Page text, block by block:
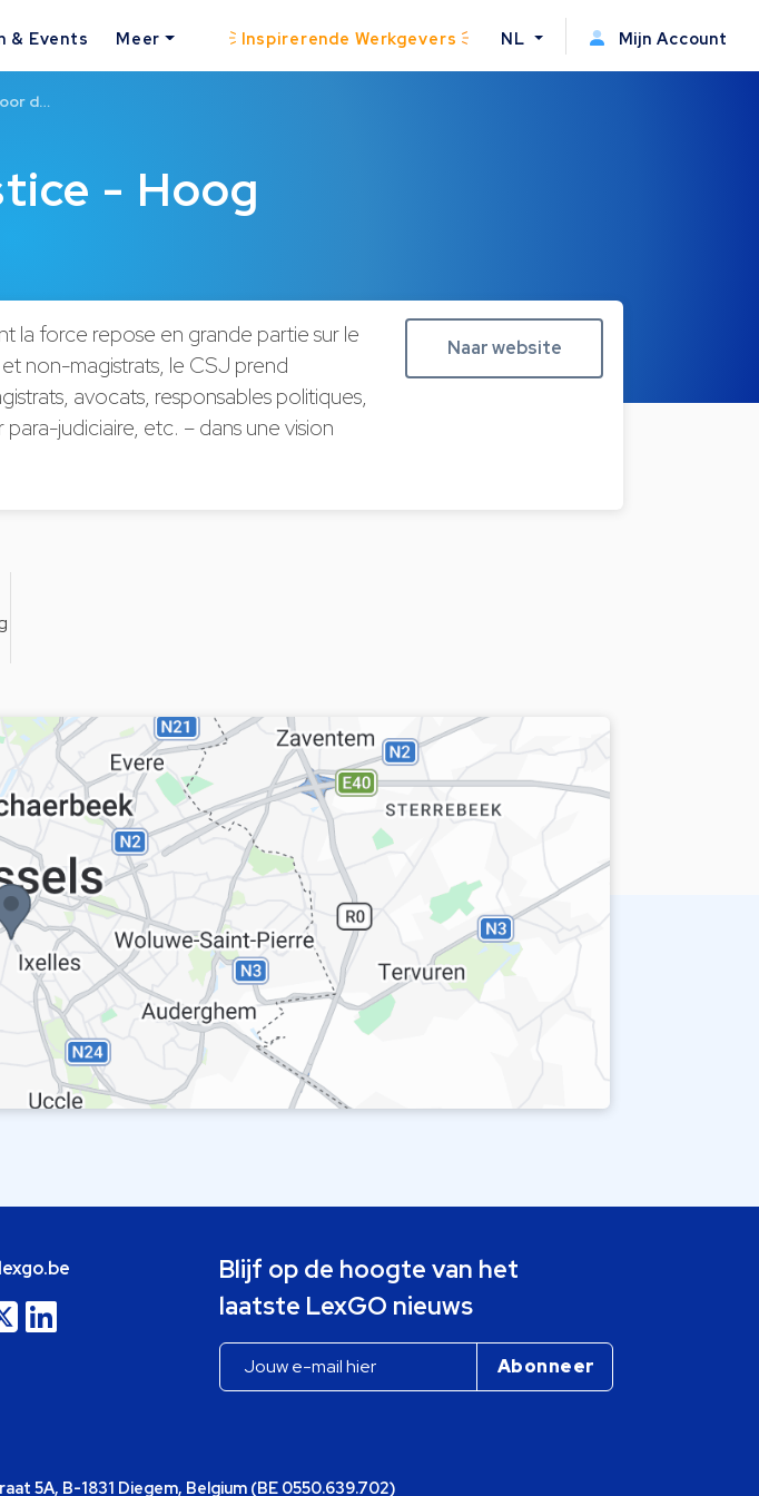
& Events Meer Inspirerende Werkgevers NL Mijn Account
- Hoog
d…
la force repose en grande partie sur le
non-magistrats, le CSJ prend
avocats, responsables politiques,
judiciaire, etc. – dans une vision
Naar website
Blijf op de hoogte van het
laatste LexGO nieuws
5A, B-1831 Diegem, Belgium (BE 0550.639.702)